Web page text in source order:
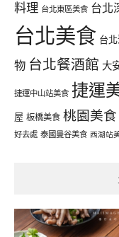
料理 台北東區美食 台北
台北美食 台
物 台北餐酒館 大
捷運中山站美食 捷運
屋 板橋美食 桃園美食
好去處 泰國曼谷美食 西湖站